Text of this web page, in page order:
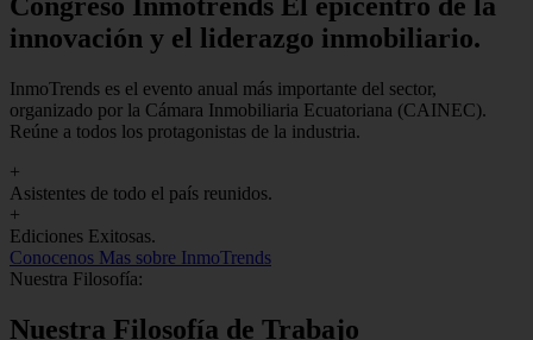
Congreso Inmotrends El epicentro de la
innovación y el liderazgo inmobiliario.
InmoTrends es el evento anual más importante del sector,
organizado por la Cámara Inmobiliaria Ecuatoriana (CAINEC).
Reúne a todos los protagonistas de la industria.
+
Asistentes de todo el país reunidos.
+
Ediciones Exitosas.
Conocenos Mas sobre InmoTrends
Nuestra Filosofía:
Nuestra Filosofía de Trabajo